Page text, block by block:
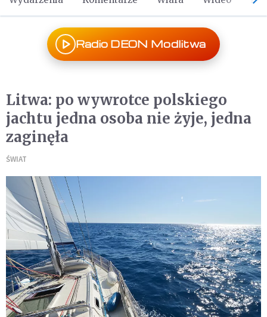
Radio DEON Modlitwa
Litwa: po wywrotce polskiego
jachtu jedna osoba nie żyje, jedna
zaginęła
ŚWIAT